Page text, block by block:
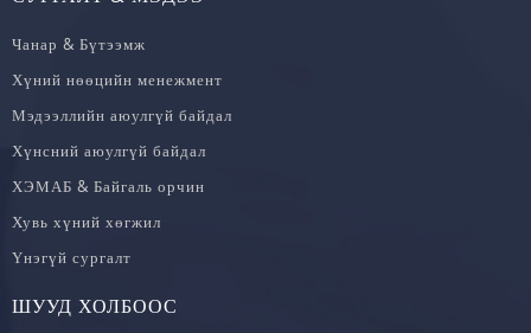
Чанар & Бүтээмж
Хүний нөөцийн менежмент
Мэдээллийн аюулгүй байдал
Хүнсний аюулгүй байдал
ХЭМАБ & Байгаль орчин
Хувь хүний хөгжил
Үнэгүй сургалт
ШУУД ХОЛБООС